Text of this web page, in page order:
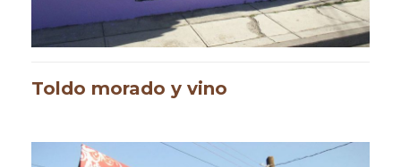
Toldo morado y vino